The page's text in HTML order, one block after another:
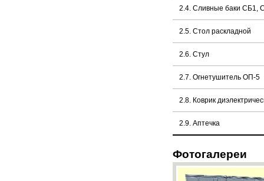
2.4. Сливные баки СБ1,
2.5. Стол раскладной
2.6. Стул
2.7. Огнетушитель ОП-5
2.8. Коврик
2.9. Аптечка
Фотогалереи